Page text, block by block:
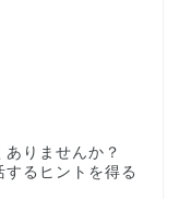
りませんか？
るヒントを得る